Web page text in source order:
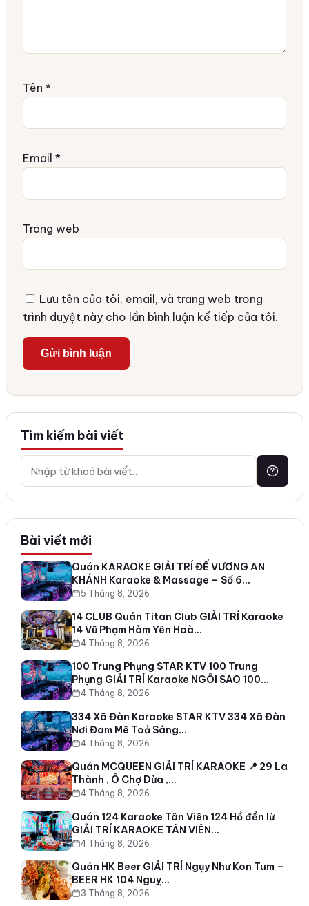
Tên *
Email *
Trang web
Lưu tên của tôi, email, và trang web trong
trình duyệt này cho lần bình luận kế tiếp của tôi.
Tìm kiếm bài viết
Bài viết mới
Quán KARAOKE GIẢI TRÍ ĐẾ VƯƠNG AN
KHÁNH Karaoke & Massage – Số 6…
5 Tháng 8, 2026
14 CLUB Quán Titan Club GIẢI TRÍ Karaoke
14 Vũ Phạm Hàm Yên Hoà…
4 Tháng 8, 2026
100 Trung Phụng STAR KTV 100 Trung
Phụng GIẢI TRÍ Karaoke NGÔI SAO 100…
4 Tháng 8, 2026
334 Xã Đàn Karaoke STAR KTV 334 Xã Đàn
Nơi Đam Mê Toả Sáng…
4 Tháng 8, 2026
Quán MCQUEEN GIẢI TRÍ KARAOKE 📍 29 La
Thành , Ô Chợ Dừa ,…
4 Tháng 8, 2026
Quán 124 Karaoke Tân Viên 124 Hồ đền lừ
GIẢI TRÍ KARAOKE TÂN VIÊN…
4 Tháng 8, 2026
Quán HK Beer GIẢI TRÍ Ngụy Như Kon Tum –
BEER HK 104 Nguỵ…
3 Tháng 8, 2026